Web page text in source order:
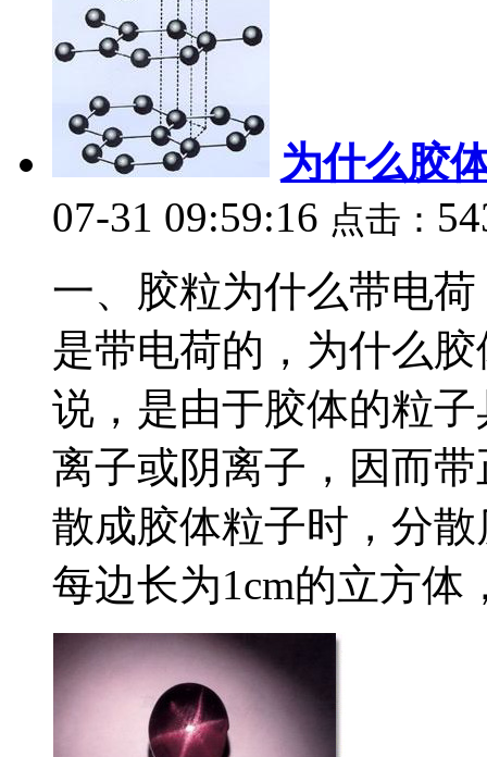
为什么胶
07-31 09:59:16 点击：
一、胶粒为什么带电
是带电荷的，为什么
说，是由于胶体的粒
离子或阴离子，因而
散成胶体粒子时，分
每边长为1cm的立方体